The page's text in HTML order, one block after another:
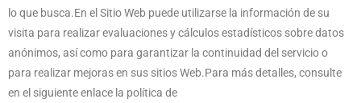
lo que busca.En el Sitio Web puede utilizarse la información de su
visita para realizar evaluaciones y cálculos estadísticos sobre datos
anónimos, así como para garantizar la continuidad del servicio o
para realizar mejoras en sus sitios Web.Para más detalles, consulte
en el siguiente enlace la política de